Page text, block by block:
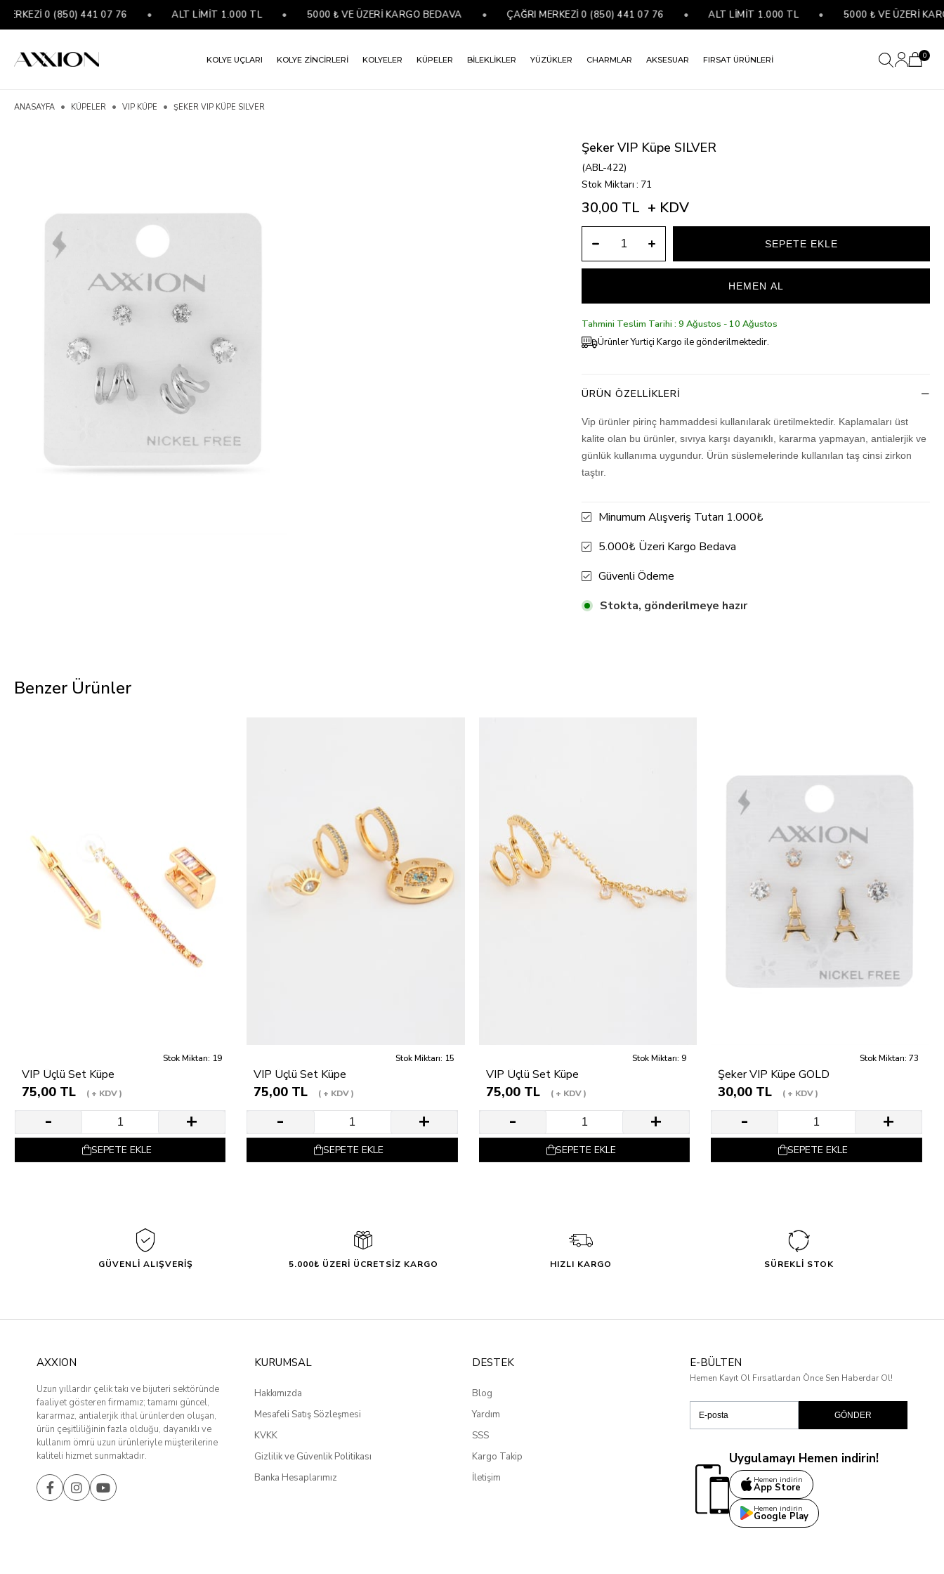
0 (850) 441 07 76 • ALT LİMİT 1.000 TL • 5000 ₺ VE ÜZERİ KARGO BEDAVA • ÇAĞRI MERKEZİ 0 (850) 441 07 76 • ALT LİMİT 1.000 TL • 5000 ₺ VE ÜZERİ KARGO
KOLYE UÇLARI KOLYE ZİNCİRLERİ KOLYELER KÜPELER BİLEKLİKLER YÜZÜKLER CHARMLAR AKSESUAR FIRSAT ÜRÜNLERİ 0
ANASAYFA KÜPELER VIP KÜPE ŞEKER VIP KÜPE SILVER
Şeker VIP Küpe SILVER
(ABL-422)
Stok Miktarı : 71
30,00 TL + KDV
Tahmini Teslim Tarihi : 9 Ağustos - 10 Ağustos
Ürünler Yurtiçi Kargo ile gönderilmektedir.
ÜRÜN ÖZELLIKLERI
Vip ürünler pirinç hammaddesi kullanılarak üretilmektedir. Kaplamaları üst
kalite olan bu ürünler, sıvıya karşı dayanıklı, kararma yapmayan, antialerjik ve
günlük kullanıma uygundur. Ürün süslemelerinde kullanılan taş cinsi zirkon
taştır.
Minumum Alışveriş Tutarı 1.000₺
5.000₺ Üzeri Kargo Bedava
Güvenli Ödeme
Stokta, gönderilmeye hazır
Benzer Ürünler
Stok Miktarı: 19
VIP Üçlü Set Küpe
75,00 TL + KDV
SEPETE EKLE
Stok Miktarı: 15
VIP Üçlü Set Küpe
75,00 TL + KDV
SEPETE EKLE
Stok Miktarı: 9
VIP Üçlü Set Küpe
75,00 TL + KDV
SEPETE EKLE
Stok Miktarı: 73
Şeker VIP Küpe GOLD
30,00 TL + KDV
SEPETE EKLE
GÜVENLİ ALIŞVERİŞ 5.000₺ ÜZERİ ÜCRETSİZ KARGO HIZLI KARGO SÜREKLİ STOK
AXXION
Uzun yıllardır çelik takı ve bijuteri sektöründe
faaliyet gösteren firmamız; tamamı güncel,
kararmaz, antialerjik ithal ürünlerden oluşan,
ürün çeşitliliğinin fazla olduğu, dayanıklı ve
kullanım ömrü uzun ürünleriyle müşterilerine
kaliteli hizmet sunmaktadır.
KURUMSAL
Hakkımızda
Mesafeli Satış Sözleşmesi
KVKK
Gizlilik ve Güvenlik Politikası
Banka Hesaplarımız
DESTEK
Blog
Yardım
SSS
Kargo Takip
İletişim
E-BÜLTEN
Hemen Kayıt Ol Fırsatlardan Önce Sen Haberdar Ol!
GÖNDER
Uygulamayı Hemen indirin!
Hemen indirin
App Store
Hemen indirin
Google Play